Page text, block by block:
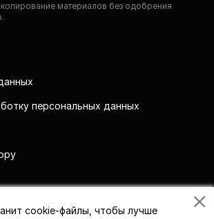
материалов без одобрения
персональных данных
cookie-файлы, чтобы лучше